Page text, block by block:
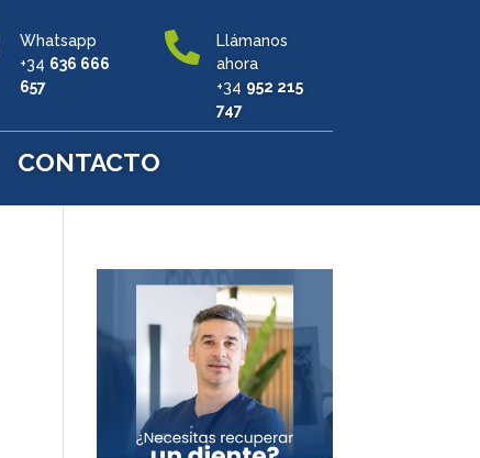
Whatsapp
+34 636 666
657

Llámanos
ahora
+34 952 215
747
CONTACTO